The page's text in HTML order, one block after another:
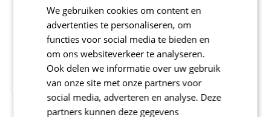
We gebruiken cookies om content en
advertenties te personaliseren, om
functies voor social media te bieden en
om ons websiteverkeer te analyseren.
Ook delen we informatie over uw gebruik
van onze site met onze partners voor
social media, adverteren en analyse. Deze
partners kunnen deze gegevens